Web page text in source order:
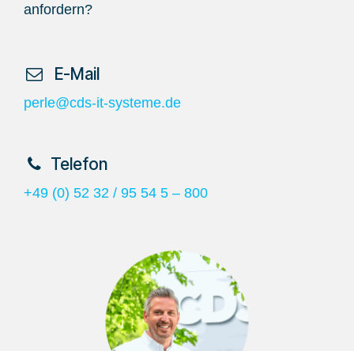
anfordern?
​ E-Mail
perle@cds-it-systeme.de
​Telefon
+49 (0) 52 32 / 95 54 5 – 800